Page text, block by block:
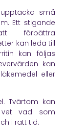
små
Ett stigande
förbättra
kan leda till
kan följas
kan
eller
Tvärtom kan
vad som
i rätt tid.